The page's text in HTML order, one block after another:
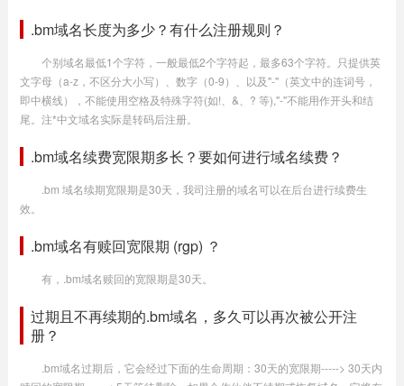
.bm域名长度为多少？有什么注册规则？
个别域名最低1个字符，一般最低2个字符起，最多63个字符。只提供英
文字母（a-z，不区分大小写）、数字（0-9）、以及"-"（英文中的连词号，
即中横线），不能使用空格及特殊字符(如!、&、? 等),"-"不能用作开头和结
尾。注*中文域名实际是转码后注册。
.bm域名续费宽限期多长？要如何进行域名续费？
.bm 域名续期宽限期是30天，我司注册的域名可以在后台进行续费生
效。
.bm域名有赎回宽限期 (rgp) ？
有，.bm域名赎回的宽限期是30天。
过期且不再续期的.bm域名，多久可以再次被公开注
册？
.bm域名过期后，它会经过下面的生命周期：30天的宽限期-----> 30天内